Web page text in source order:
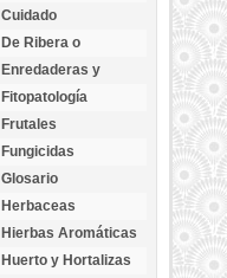
Cuidado
De Ribera o
Palustres
Enredaderas y
cubresuelos
Fitopatología
Frutales
Fungicidas
Glosario
Herbaceas
Hierbas Aromáticas
Huerto y Hortalizas